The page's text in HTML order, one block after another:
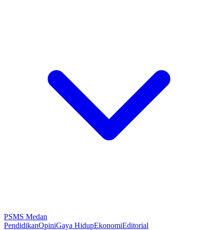
PSMS Medan
PendidikanOpiniGaya HidupEkonomiEditorial